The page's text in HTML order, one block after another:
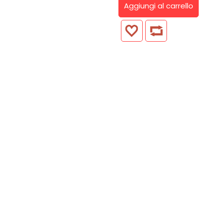
Aggiungi al carrello